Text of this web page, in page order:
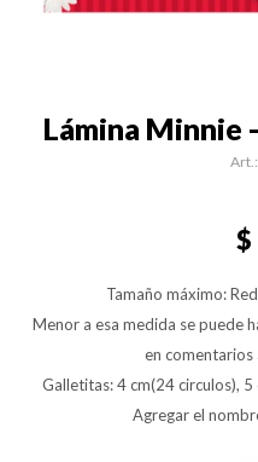
Lámina Minnie
$
Tamaño máximo:
Menor a esa medida se puede
en comentarios
Galletitas: 4 cm(24 circulos),
Agregar el